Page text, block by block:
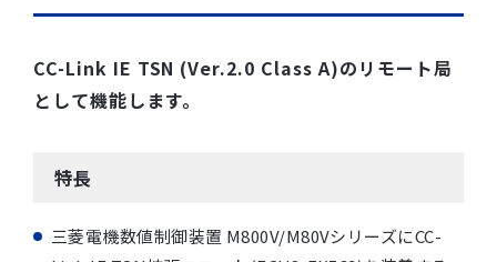
CC-Link IE TSN (Ver.2.0 Class A)のリモート局
として機能します。
特長
三菱電機数値制御装置 M800V/M80VシリーズにCC-